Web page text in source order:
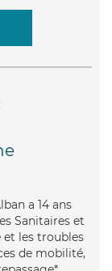
a 14 ans
Sanitaires et
et les troubles
de mobilité,